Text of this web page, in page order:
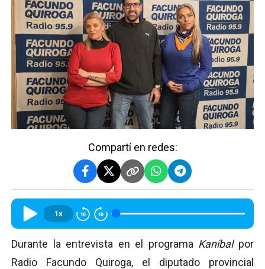
Compartí en redes:
1x
Durante la entrevista en el programa Kaníbalpor
Radio Facundo Quiroga, el diputado provincial